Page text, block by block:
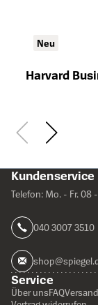
Neu
Harvard
Öffnet die
Kundenservice
Telefon: Mo. - Fr. 08
040 3007 3510
Service
Über unsFAQ